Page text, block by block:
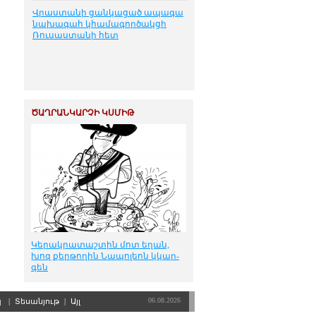
Վրաստանի ցանկացած ապագա
նախագահ կհամագործակցի
Ռուսաստանի հետ
ԾԱՂՐԱՆԿԱՐՉԻ ԿՍՄԻԹ
Կե­րակ­րա­տաշ­տին մոտ ե­ղան,
խոզ քեր­թո­ղին Նա­պո­լեոն կկար­
գեն
| Տեսանյութ | Այլ 06.08.2026